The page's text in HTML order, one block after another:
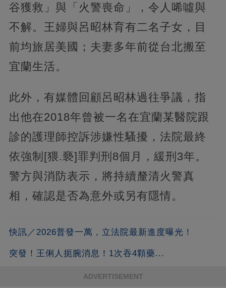
谷獲救」與「火警喪命」，令人唏噓與
不解。王婦與呂昭林育有二名子女，目
前均旅居美國；夫妻多年前從台北搬至
宜蘭生活。
此外，有媒體回顧呂昭林過往爭議，指
出他在2018年曾被一名在宜蘭某醫院跟
診的護理師控訴涉嫌性騷擾，法院最終
依強制[猥.褻]罪判刑8個月，緩刑3年。
警方與消防表示，將持續釐清火警真
相，確認是否為意外或另有隱情。
快訊／2026普發一萬，立法院最新進度曝光！
突發！王俐人扼腕消息！1次吞4顆藥...
ADVERTISEMENT